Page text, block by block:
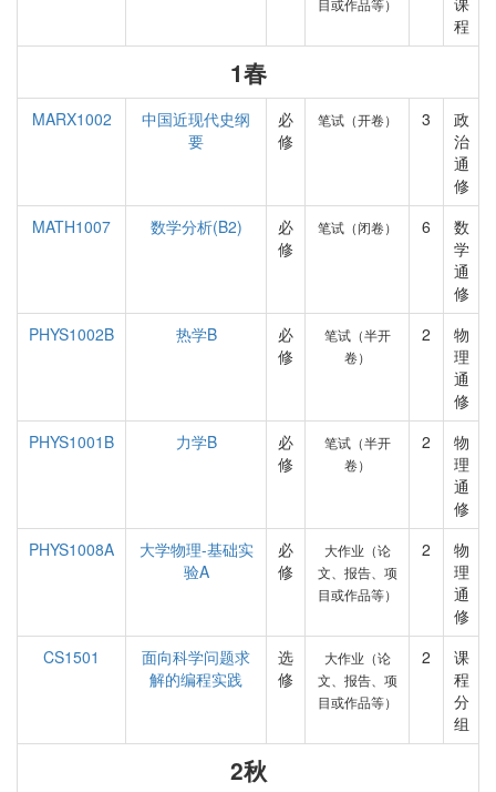
目或作品等）
程
1春
MARX1002
中国近现代史纲
要
必
修
笔试（开卷） 3
政
治
通
修
MATH1007
数学分析(B2)
必
修
笔试（闭卷） 6
数
学
通
修
PHYS1002B
热学B
必
修
笔试（半开
卷）
2
物
理
通
修
PHYS1001B
力学B
必
修
笔试（半开
卷）
2
物
理
通
修
PHYS1008A
大学物理-基础实
验A
必
修
大作业（论
文、报告、项
目或作品等）
2
物
理
通
修
CS1501
面向科学问题求
解的编程实践
选
修
大作业（论
文、报告、项
目或作品等）
2
课
程
分
组
2秋